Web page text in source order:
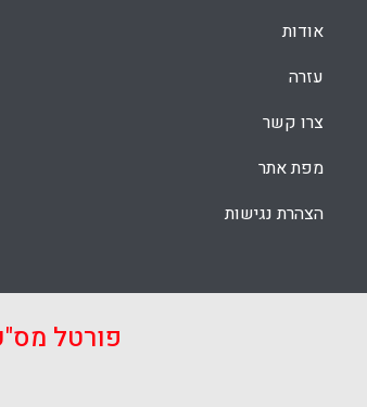
אודות
עזרה
צרו קשר
מפת אתר
הצהרת נגישות
פורטל